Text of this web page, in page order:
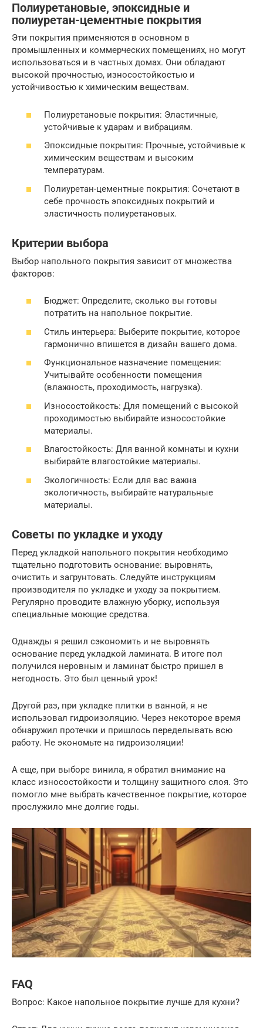
Полиуретановые, эпоксидные и
полиуретан-цементные покрытия
Эти покрытия применяются в основном в
промышленных и коммерческих помещениях, но могут
использоваться и в частных домах. Они обладают
высокой прочностью, износостойкостью и
устойчивостью к химическим веществам.
Полиуретановые покрытия: Эластичные,
устойчивые к ударам и вибрациям.
Эпоксидные покрытия: Прочные, устойчивые к
химическим веществам и высоким
температурам.
Полиуретан-цементные покрытия: Сочетают в
себе прочность эпоксидных покрытий и
эластичность полиуретановых.
Критерии выбора
Выбор напольного покрытия зависит от множества
факторов:
Бюджет: Определите, сколько вы готовы
потратить на напольное покрытие.
Стиль интерьера: Выберите покрытие, которое
гармонично впишется в дизайн вашего дома.
Функциональное назначение помещения:
Учитывайте особенности помещения
(влажность, проходимость, нагрузка).
Износостойкость: Для помещений с высокой
проходимостью выбирайте износостойкие
материалы.
Влагостойкость: Для ванной комнаты и кухни
выбирайте влагостойкие материалы.
Экологичность: Если для вас важна
экологичность, выбирайте натуральные
материалы.
Советы по укладке и уходу
Перед укладкой напольного покрытия необходимо
тщательно подготовить основание: выровнять,
очистить и загрунтовать. Следуйте инструкциям
производителя по укладке и уходу за покрытием.
Регулярно проводите влажную уборку, используя
специальные моющие средства.
Однажды я решил сэкономить и не выровнять
основание перед укладкой ламината. В итоге пол
получился неровным и ламинат быстро пришел в
негодность. Это был ценный урок!
Другой раз, при укладке плитки в ванной, я не
использовал гидроизоляцию. Через некоторое время
обнаружил протечки и пришлось переделывать всю
работу. Не экономьте на гидроизоляции!
А еще, при выборе винила, я обратил внимание на
класс износостойкости и толщину защитного слоя. Это
помогло мне выбрать качественное покрытие, которое
прослужило мне долгие годы.
FAQ
Вопрос: Какое напольное покрытие лучше для кухни?